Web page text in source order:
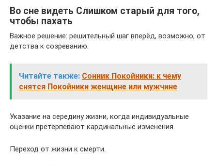
Во сне видеть Слишком старый для того,
чтобы пахать
Важное решение: решительный шаг вперёд, возможно, от
детства к созреванию.
Читайте также: Сонник Покойники: к чему
снятся Покойники женщине или мужчине
Указание на середину жизни, когда индивидуальные
оценки претерпевают кардинальные изменения.
Переход от жизни к смерти.